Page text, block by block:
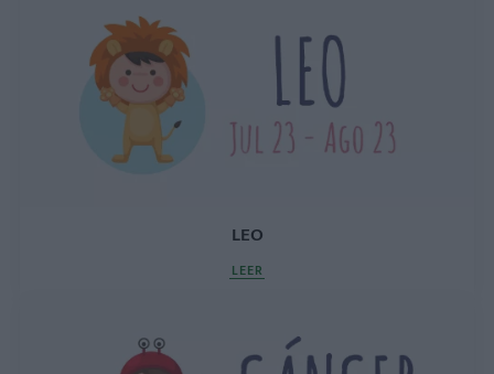
LEO
LEER